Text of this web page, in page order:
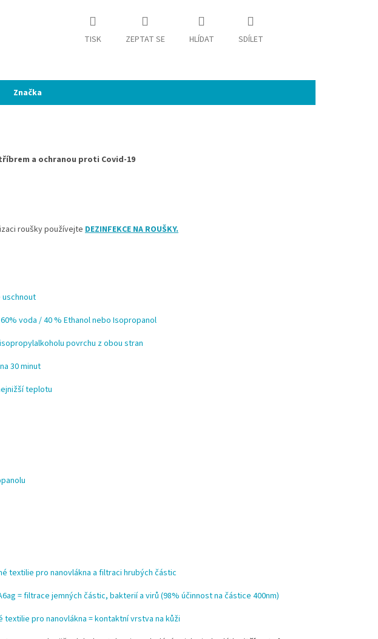
TISK ZEPTAT SE HLÍDAT SDÍLET
Značka
a ochranou proti Covid-19
roušky používejte DEZINFEKCE NA ROUŠKY.
uschnout
voda / 40 % Ethanol nebo Isopropanol
povrchu z obou stran
30 minut
teplotu
textilie pro nanovlákna a filtraci hrubých částic
= filtrace jemných částic, bakterií a virů (98% účinnost na částice 400nm)
pro nanovlákna = kontaktní vrstva na kůži